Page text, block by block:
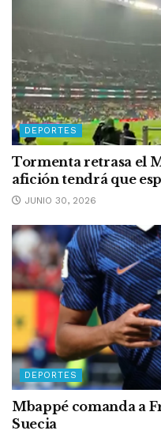
DEPORTES
Tormenta retrasa el
afición tendrá que
JUNIO 30, 2026
DEPORTES
Mbappé comanda a
Suecia